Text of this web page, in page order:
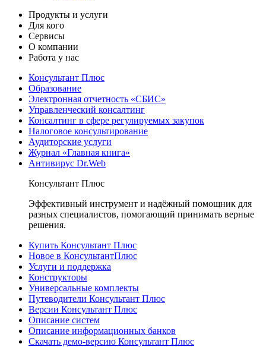
Продукты и услуги
Для кого
Сервисы
О компании
Работа у нас
Консультант Плюс
Образование
Электронная отчетность «СБИС»
Управленческий консалтинг
Консалтинг в сфере регулируемых закупок
Налоговое консультирование
Аудиторские услуги
Журнал «Главная книга»
Антивирус Dr.Web
Консультант Плюс
Эффективный инструмент и надёжный помощник для
разных специалистов, помогающий принимать верные
решения.
Купить Консультант Плюс
Новое в КонсультантПлюс
Услуги и поддержка
Конструкторы
Универсальные комплекты
Путеводители Консультант Плюс
Версии Консультант Плюс
Описание систем
Описание информационных банков
Скачать демо-версию Консультант Плюс